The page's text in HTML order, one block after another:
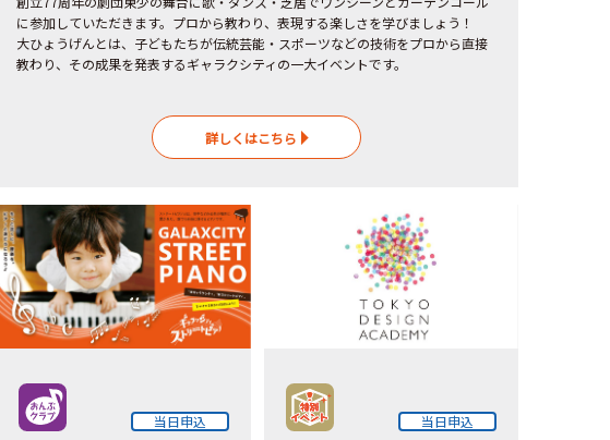
に参加していただきます。プロから教わり、表現する楽しさを学びましょう！
大ひょうげんとは、子どもたちが伝統芸能・スポーツなどの技術をプロから直接
教わり、その成果を発表するギャラクシティの一大イベントです。
詳しくはこちら
当日申込 当日申込